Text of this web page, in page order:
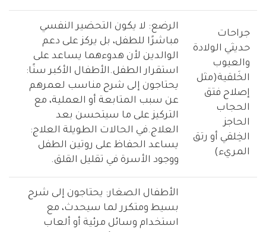
جراحات
حديثي الولادة
والعيوب
الخَلقية(مثل
إصلاح فتق
الحجاب
الحاجز
الخِلقي أو رتق
المريء)
الرضع: لا يكون التحضير النفسي
مباشرًا للطفل، بل يركز على دعم
الوالدين لأن هدوءهما يساعد على
استقرار الطفل.الأطفال الأكبر سنًا:
يحتاجون إلى شرح مناسب لعمرهم
عن سبب المتابعة أو العملية، مع
التركيز على ما سيتحسن بعد
العلاج.في الحالات الطويلة العلاج:
يساعد الحفاظ على روتين الطفل
ووجود الأسرة في تقليل القلق.
الأطفال الصغار: يحتاجون إلى شرح
بسيط ومتكرر لما سيحدث، مع
استخدام وسائل مرئية أو ألعاب